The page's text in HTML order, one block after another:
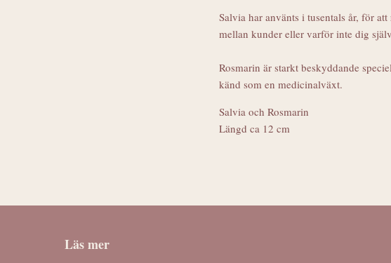
Salvia har använts i tusentals år, för
mellan kunder eller varför inte dig
Rosmarin är starkt beskyddande
känd som en medicinalväxt.
Salvia och Rosmarin
Längd ca 12 cm
Läs mer